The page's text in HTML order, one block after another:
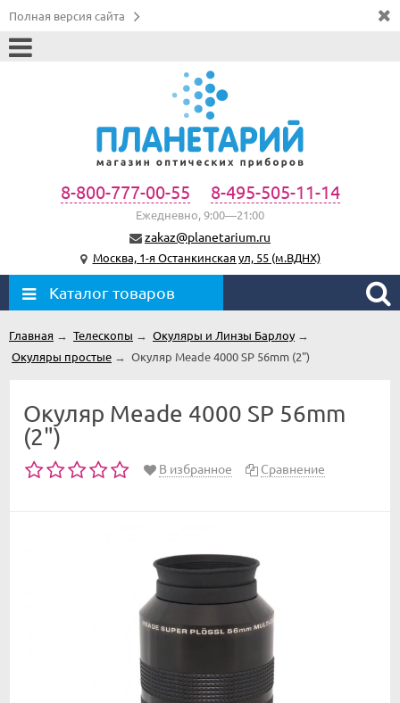
Полная версия сайта
8-800-777-00-55 8-495-505-11-14
Ежедневно, 9:00—21:00
zakaz@planetarium.ru
Москва, 1-я Останкинская ул, 55 (м.ВДНХ)
Каталог товаров
Главная → Телескопы → Окуляры и Линзы Барлоу→
Окуляры простые → Окуляр Meade 4000 SP 56mm (2")
Окуляр Meade 4000 SP 56mm
(2")
В избранное Сравнение